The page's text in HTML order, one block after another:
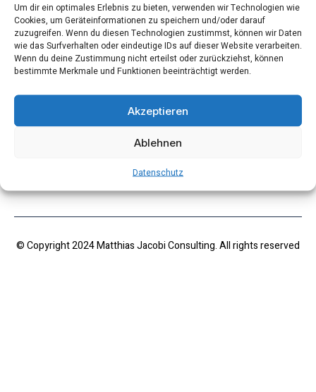
Um dir ein optimales Erlebnis zu bieten, verwenden wir Technologien wie
Cookies, um Geräteinformationen zu speichern und/oder darauf
zuzugreifen. Wenn du diesen Technologien zustimmst, können wir Daten
wie das Surfverhalten oder eindeutige IDs auf dieser Website verarbeiten.
Wenn du deine Zustimmung nicht erteilst oder zurückziehst, können
bestimmte Merkmale und Funktionen beeinträchtigt werden.
Akzeptieren
Ablehnen
Datenschutz
© Copyright 2024 Matthias Jacobi Consulting. All rights reserved